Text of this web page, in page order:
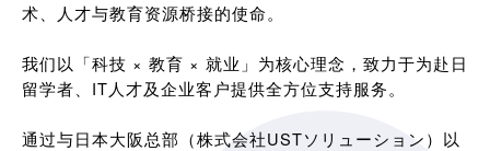
术、人才与教育资源桥接的使命。
我们以「科技 × 教育 × 就业」为核心理念，致力于为赴日
留学者、IT人才及企业客户提供全方位支持服务。
通过与日本大阪总部（株式会社USTソリューション）以